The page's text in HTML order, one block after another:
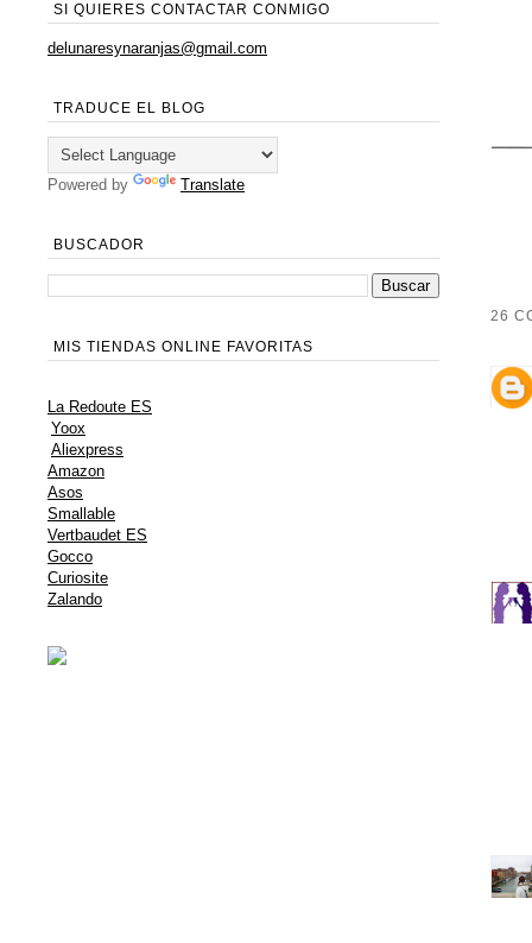
26
SI QUIERES CONTACTAR CONMIGO
delunaresynaranjas@gmail.com
TRADUCE EL BLOG
Powered by Translate
BUSCADOR
MIS TIENDAS ONLINE FAVORITAS
La Redoute ES
Yoox
Aliexpress
Amazon
Asos
Smallable
Vertbaudet ES
Gocco
Curiosite
Zalando